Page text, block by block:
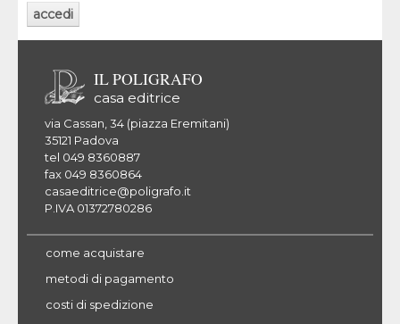
IL POLIGRAFO
casa editrice
via Cassan, 34 (piazza Eremitani)
35121 Padova
tel 049 8360887
fax 049 8360864
casaeditrice@poligrafo.it
P.IVA 01372780286
come acquistare
metodi di pagamento
costi di spedizione